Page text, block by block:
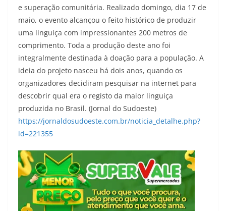
e superação comunitária. Realizado domingo, dia 17 de
maio, o evento alcançou o feito histórico de produzir
uma linguiça com impressionantes 200 metros de
comprimento. Toda a produção deste ano foi
integralmente destinada à doação para a população. A
ideia do projeto nasceu há dois anos, quando os
organizadores decidiram pesquisar na internet para
descobrir qual era o registo da maior linguiça
produzida no Brasil. (Jornal do Sudoeste)
https://jornaldosudoeste.com.br/noticia_detalhe.php?
id=221355